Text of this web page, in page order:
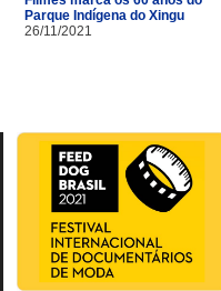
Parque Indígena do Xingu
26/11/2021